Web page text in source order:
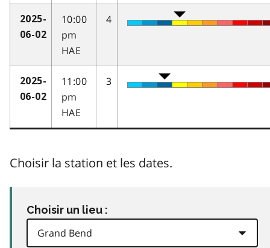
2025-
06-02
10:00
pm
HAE
4
2025-
06-02
11:00
pm
HAE
3
Choisir la station et les dates.
Choisir un lieu :